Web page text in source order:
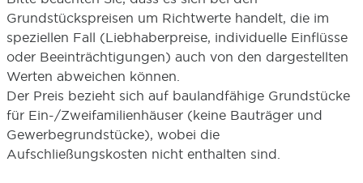
Grundstückspreisen um Richtwerte handelt, die im
speziellen Fall (Liebhaberpreise, individuelle Einflüsse
oder Beeinträchtigungen) auch von den dargestellten
Werten abweichen können.
Der Preis bezieht sich auf baulandfähige Grundstücke
für Ein-/Zweifamilienhäuser (keine Bauträger und
Gewerbegrundstücke), wobei die
Aufschließungskosten nicht enthalten sind.